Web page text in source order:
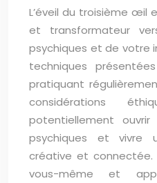
L’éveil du troisième œil
et transformateur
psychiques et de votre
techniques
pratiquant
considérations
potentiellement
psychiques et vivre
créative et connectée.
vous-même et